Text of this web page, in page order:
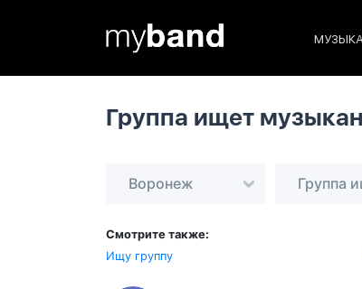
Группа ищет
Воронеж
Смотрите также:
Ищу группу